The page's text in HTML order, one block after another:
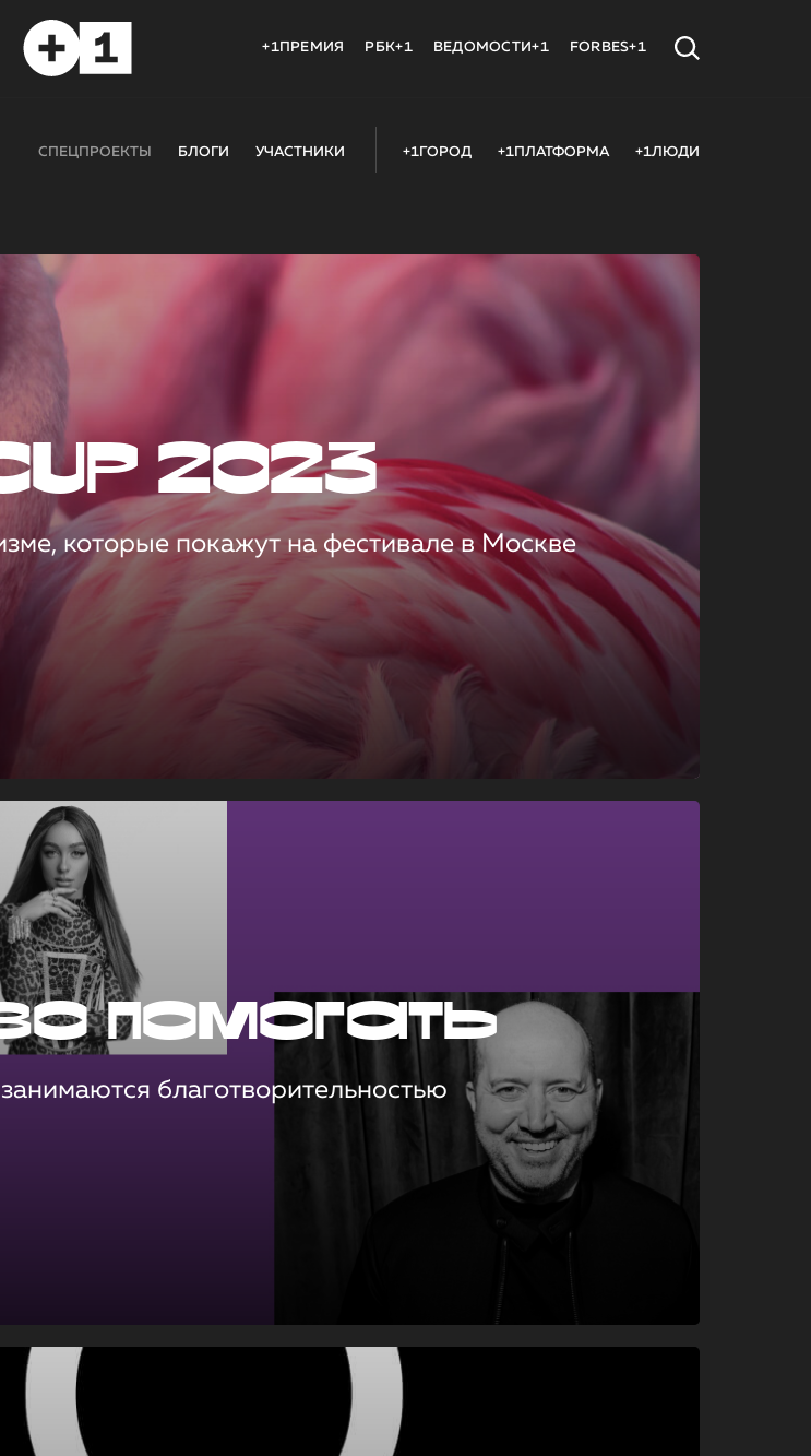
+1ПРЕМИЯ РБК+1 ВЕДОМОСТИ+1 FORBES+1
СПЕЦПРОЕКТЫ БЛОГИ УЧАСТНИКИ +1ГОРОД +1ПЛАТФОРМА +1ЛЮДИ
2023
которые покажут на фестивале в Москве
помогать
благотворительностью